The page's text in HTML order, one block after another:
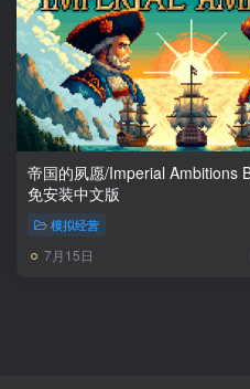
帝国的夙愿/Imperial Ambitions Build.24180665
免安装中文版
模拟经营
7月15日